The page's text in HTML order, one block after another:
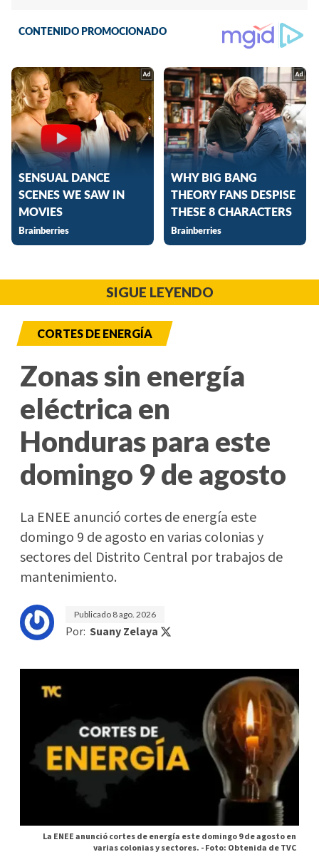
SIGUE LEYENDO
CORTES DE ENERGÍA
Zonas sin energía
eléctrica en
Honduras para este
domingo 9 de agosto
La ENEE anunció cortes de energía este
domingo 9 de agosto en varias colonias y
sectores del Distrito Central por trabajos de
mantenimiento.
Publicado 8 ago. 2026
Por: Suany Zelaya
La ENEE anunció cortes de energía este domingo 9 de agosto en
varias colonias y sectores. -Foto: Obtenida de TVC